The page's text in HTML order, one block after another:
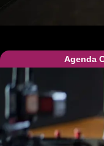
Agenda